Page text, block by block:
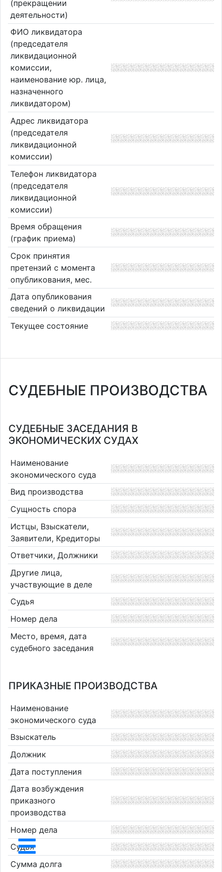
(прекращении
деятельности)
ФИО ликвидатора
(председателя
ликвидационной
комиссии,
наименование юр. лица,
назначенного
ликвидатором)
Адрес ликвидатора
(председателя
ликвидационной
комиссии)
Телефон ликвидатора
(председателя
ликвидационной
комиссии)
Время обращения
(график приема)
Срок принятия
претензий с момента
опубликования, мес.
Дата опубликования
сведений о ликвидации
Текущее состояние
СУДЕБНЫЕ ПРОИЗВОДСТВА
СУДЕБНЫЕ ЗАСЕДАНИЯ В
ЭКОНОМИЧЕСКИХ СУДАХ
Наименование
экономического суда
Вид производства
Сущность спора
Истцы, Взыскатели,
Заявители, Кредиторы
Ответчики, Должники
Другие лица,
участвующие в деле
Судья
Номер дела
Место, время, дата
судебного заседания
ПРИКАЗНЫЕ ПРОИЗВОДСТВА
Наименование
экономического суда
Взыскатель
Должник
Дата поступления
Дата возбуждения
приказного
производства
Номер дела
Судья
Сумма долга